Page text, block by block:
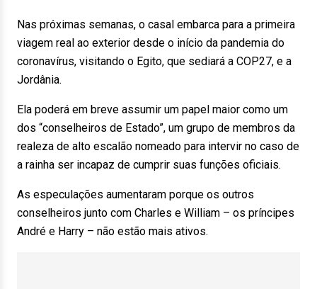
Nas próximas semanas, o casal embarca para a primeira
viagem real ao exterior desde o início da pandemia do
coronavírus, visitando o Egito, que sediará a COP27, e a
Jordânia.
Ela poderá em breve assumir um papel maior como um
dos “conselheiros de Estado”, um grupo de membros da
realeza de alto escalão nomeado para intervir no caso de
a rainha ser incapaz de cumprir suas funções oficiais.
As especulações aumentaram porque os outros
conselheiros junto com Charles e William – os príncipes
André e Harry – não estão mais ativos.